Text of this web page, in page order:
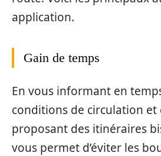
application.
Gain de temps
En vous informant en
conditions de circulation et
proposant des itinéraires
vous permet d’éviter les